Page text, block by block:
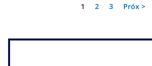
Página
1 2 3 Próx >